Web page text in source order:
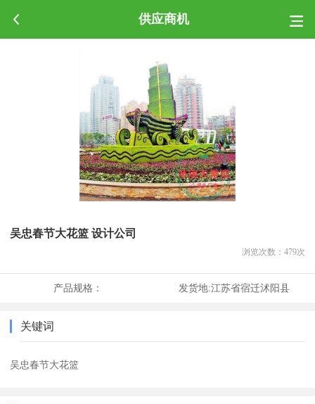
供应商机
吴忠春节大花篮 设计公司
浏览次数： 479次
产品规格： 发货地:江苏省宿迁沭阳县
关键词
吴忠春节大花篮